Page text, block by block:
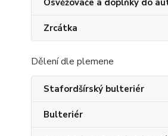
Osvěžovače a doplňky do
Zrcátka
Dělení dle plemene
Stafordšírský bulteriér
Bulteriér